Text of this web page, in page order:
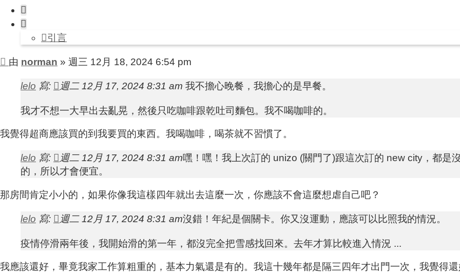
引
言
引言
文
由 norman » 週三 12月 18, 2024 6:54 pm
lelo 寫: 週二 12月 17, 2024 8:31 am 我不擔心晚餐，我擔心的是早餐。
我才不想一大早出去亂晃，然後只吃咖啡跟乾吐司麵包。我不喝咖啡的。
我覺得超商應該買的到我要買的東西。我喝咖啡，喝茶就不習慣了。
lelo 寫: 週二 12月 17, 2024 8:31 am嘿！嘿！我上次訂的 unizo (關門了)跟這次訂的 new city，都是
的，所以才會便宜。
那房間肯定小小的，如果你像我這樣四年就出去這麼一次，你應該不會這麼想虐自己吧？
lelo 寫: 週二 12月 17, 2024 8:31 am沒錯！年紀是個關卡。你又沒運動，應該可以比照我的情況。
疫情停滑兩年後，我開始滑的第一年，都沒完全把雪感找回來。去年才算比較進入情況 ...
我應該還好，畢竟我家工作算粗重的，基本力氣還是有的。我這十幾年都是隔三四年才出門一次，我覺得